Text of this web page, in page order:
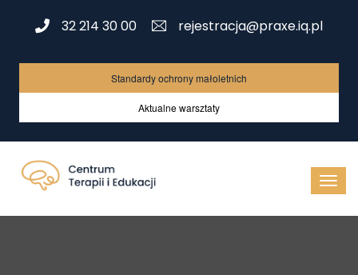
32 214 30 00 rejestracja@praxe.iq.pl
Standardy ochrony małoletnich
Aktualne warsztaty